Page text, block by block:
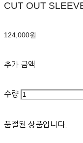
CUT OUT
124,000원
추가 금액
수량
품절된 상품입니다.